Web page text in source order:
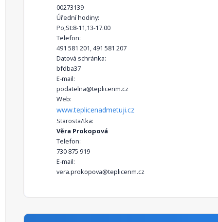
00273139
Úřední hodiny:
Po,St:8-11,13-17.00
Telefon:
491 581 201, 491 581 207
Datová schránka:
bfdba37
E-mail:
podatelna@teplicenm.cz
Web:
www.teplicenadmetuji.cz
Starosta/tka:
Věra Prokopová
Telefon:
730 875 919
E-mail:
vera.prokopova@teplicenm.cz